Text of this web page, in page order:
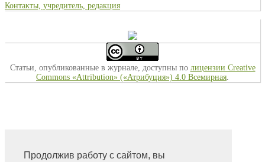
Продолжив работу с сайтом, вы
Контакты, учредитель, редакция
Статьи, опубликованные в журнале, доступны по лицензии Creative
Commons «Attribution» («Атрибуция») 4.0 Всемирная
На главную